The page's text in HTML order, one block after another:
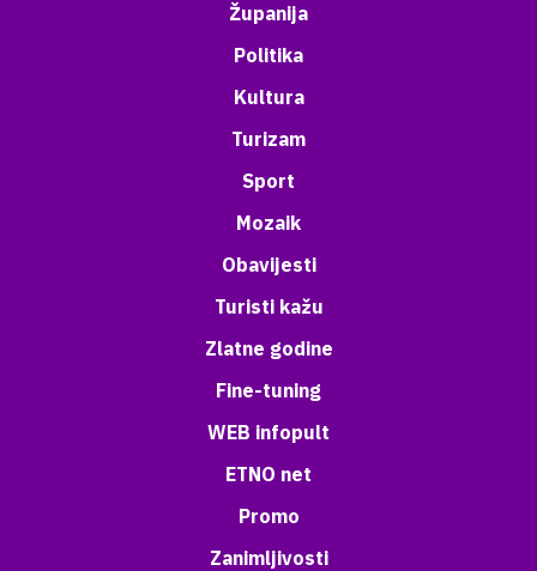
Županija
Politika
Kultura
Turizam
Sport
Mozaik
Obavijesti
Turisti kažu
Zlatne godine
Fine-tuning
WEB infopult
ETNO net
Promo
Zanimljivosti